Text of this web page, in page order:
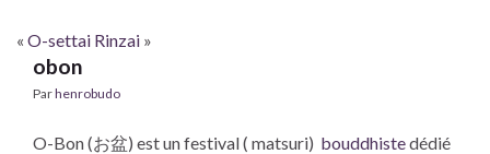
« O-settai Rinzai »
obon
Parhenrobudo
O-Bon (お盆) est un festival ( matsuri) bouddhistedédié